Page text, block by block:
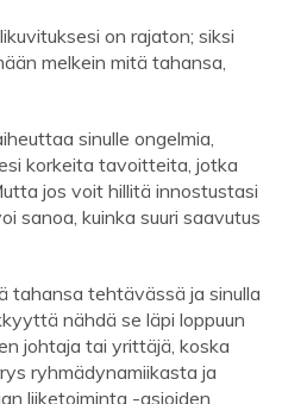
on rajaton; siksi
melkein mitä tahansa,
sinulle ongelmia,
korkeita tavoitteita, jotka
jos voit hillitä innostustasi
sanoa, kuinka suuri saavutus
tahansa tehtävässä ja sinulla
nähdä se läpi loppuun
johtaja tai yrittäjä, koska
ryhmädynamiikasta ja
liiketoiminta -asioiden